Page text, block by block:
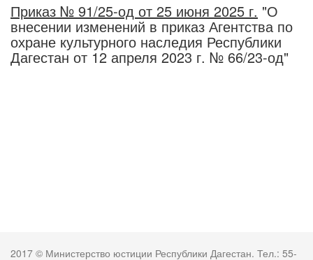
Приказ № 91/25-од от 25 июня 2025 г. "О
внесении изменений в приказ Агентства по
охране культурного наследия Республики
Дагестан от 12 апреля 2023 г. № 66/23-од"
2017 © Министерство юстиции Республики Дагестан. Тел.: 55-